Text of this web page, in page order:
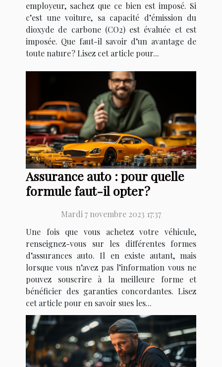
employeur, sachez que ce bien est imposé. Si
c’est une voiture, sa capacité d’émission du
dioxyde de carbone (CO2) est évaluée et est
imposée. Que faut-il savoir d’un avantage de
toute nature ? Lisez cet article pour...
Assurance auto : pour quelle
formule faut-il opter ?
Mardi 7 novembre 2023 17:37
Une fois que vous achetez votre véhicule,
renseignez-vous sur les différentes formes
d’assurances auto. Il en existe autant, mais
lorsque vous n’avez pas l’information vous ne
pouvez souscrire à la meilleure forme et
bénéficier des garanties concordantes. Lisez
cet article pour en savoir sues les...